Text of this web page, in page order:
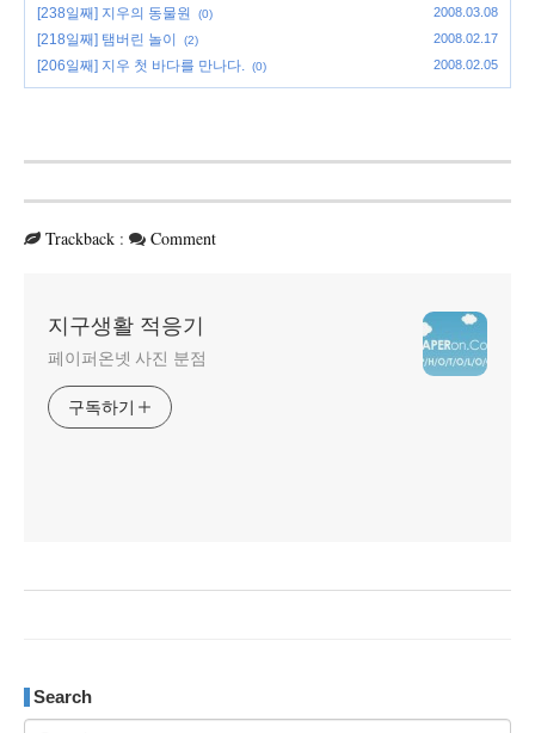
[238일째] 지우의 동물원 (0) 2008.03.08
[218일째] 탬버린 놀이 (2) 2008.02.17
[206일째] 지우 첫 바다를 만나다. (0) 2008.02.05
Trackback : Comment
지구생활 적응기
페이퍼온넷 사진 분점
구독하기
Search